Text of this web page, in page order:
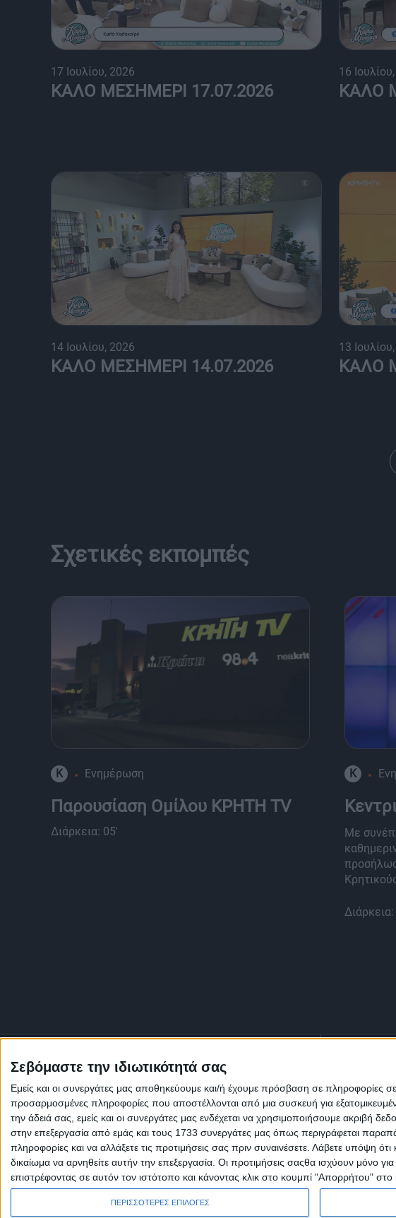
Σεβόμαστε την ιδιωτικότητά σας
Εμείς και οι συνεργάτες μας αποθηκεύουμε και/ή έχουμε πρόσβαση σε πληροφορίες
προσαρμοσμένες πληροφορίες που αποστέλλονται από μια συσκευή για
την άδειά σας, εμείς και οι συνεργάτες μας ενδέχεται να χρησιμοποιήσουμε ακριβή
στην επεξεργασία από εμάς και τους 1733 συνεργάτες μας όπως περιγράφεται
πληροφορίες και να αλλάξετε τις προτιμήσεις σας πριν συναινέσετε. Λάβετε υπόψη ότι
δικαίωμα να αρνηθείτε αυτήν την επεξεργασία. Οι προτιμήσεις σαςθα ισχύουν μόνο
επιστρέφοντας σε αυτόν τον ιστότοπο και κάνοντας κλικ στο κουμπί "Απορρήτου" στο
ΠΕΡΙΣΣΟΤΕΡΕΣ ΕΠΙΛΟΓΕΣ
17 Ιουλίου, 2026
ΚΑΛΟ ΜΕΣΗΜΕΡΙ 17.07.2026
16
ΚΑΛΟ
14 Ιουλίου, 2026
ΚΑΛΟ ΜΕΣΗΜΕΡΙ 14.07.2026
13
ΚΑΛΟ
Σχετικές εκπομπές
K Ενημέρωση
Παρουσίαση Ομίλου ΚΡΗΤΗ TV
Διάρκεια: 05'
K
Με
Classics
Trailers